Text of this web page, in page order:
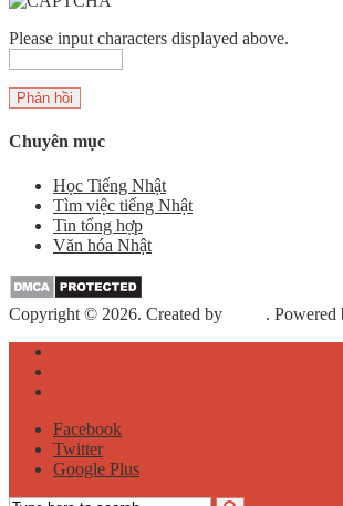
Please input characters displayed above.
Chuyên mục
Học Tiếng Nhật
Tìm việc tiếng Nhật
Tin tổng hợp
Văn hóa Nhật
Copyright © 2026. Created by . Powered
Facebook
Twitter
Google Plus